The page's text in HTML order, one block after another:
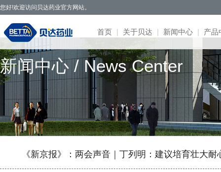
您好!欢迎访问贝达药业官方网站。
首页 | 关于贝达 | 新闻中心 | 产品
贝达药业秉承开拓创新、造福于民的发
展理念，致力于通过新药研发，努力实现创
新为民、科技惠民，做更多吃得起的好药，
· 公司简介
· 管理团队
· 历程荣誉
· 公司文化
· 公司新闻
· 两会专题
· 凯美纳
· 贝安汀
· 赛美纳
· 伏美纳
· 康美纳
· 奥福民
· 贝泽汀
· 研发体系
· 患者招募
· 战略合作
· 园区概况
· 明星项目
· 项目简介
· 公司公告
· 互动交流
· 社会招聘
· 联系方式
· 不良反应
新闻中心 / News Center
《新京报》：两会声音｜丁列明：建议培育壮大